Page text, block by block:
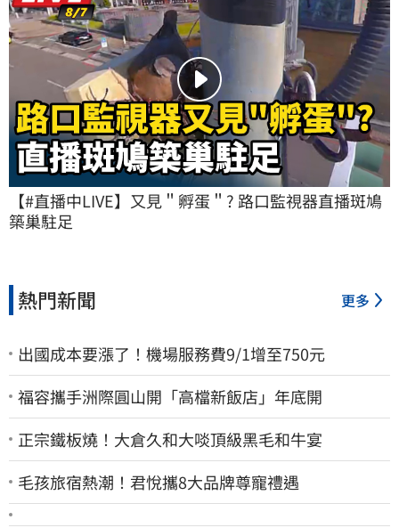
【#直播中LIVE】又見＂孵蛋＂? 路口監視器直播斑鳩
築巢駐足
熱門新聞 更多
出國成本要漲了！機場服務費9/1增至750元
福容攜手洲際圓山開「高檔新飯店」年底開
正宗鐵板燒！大倉久和大啖頂級黑毛和牛宴
毛孩旅宿熱潮！君悅攜8大品牌尊寵禮遇